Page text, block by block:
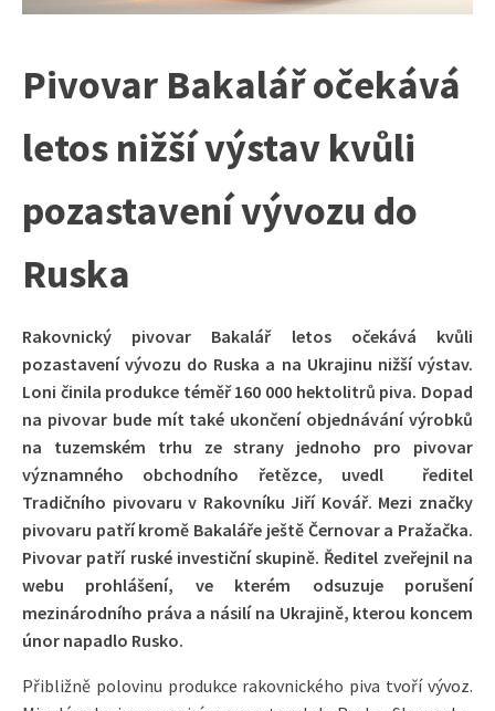
Pivovar Bakalář očekává
letos nižší výstav kvůli
pozastavení vývozu do
Ruska
Rakovnický pivovar Bakalář letos očekává kvůli
pozastavení vývozu do Ruska a na Ukrajinu nižší výstav.
Loni činila produkce téměř 160 000 hektolitrů piva. Dopad
na pivovar bude mít také ukončení objednávání výrobků
na tuzemském trhu ze strany jednoho pro pivovar
významného obchodního řetězce, uvedl ředitel
Tradičního pivovaru v Rakovníku Jiří Kovář. Mezi značky
pivovaru patří kromě Bakaláře ještě Černovar a Pražačka.
Pivovar patří ruské investiční skupině. Ředitel zveřejnil na
webu prohlášení, ve kterém odsuzuje porušení
mezinárodního práva a násilí na Ukrajině, kterou koncem
únor napadlo Rusko.
Přibližně polovinu produkce rakovnického piva tvoří vývoz.